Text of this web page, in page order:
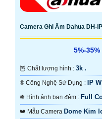
Camera Ghi Âm Dahua DH-
5%-35%
🦉 Chất lượng hình : 3k .
®️ Công Nghệ Sử Dụng : IP
❃ Hình ảnh ban đêm : Full
👑 Mẫu Camera Dome Kim